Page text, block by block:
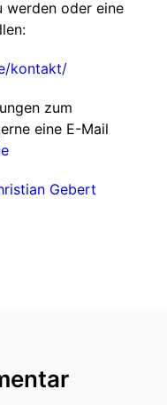
werden oder eine
kontakt/
zum
eine E-Mail
Gebert